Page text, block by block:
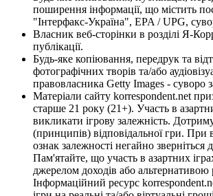
поширення інформації, що містить
"Інтерфакс-Україна", EPA / UPG,
Власник веб-сторінки в розділі Я-
публікації.
Будь-яке копіювання, передрук та
фотографічних творів та/або
правовласника Getty Images - суворо
Матеріали сайту korrespondent.net
старше 21 року (21+). Участь в
викликати ігрову залежність.
(принципів) відповідальної гри. При
ознак залежності негайно зверніться
Пам'ятайте, що участь в азартних
джерелом доходів або альтернативою
Інформаційний ресурс